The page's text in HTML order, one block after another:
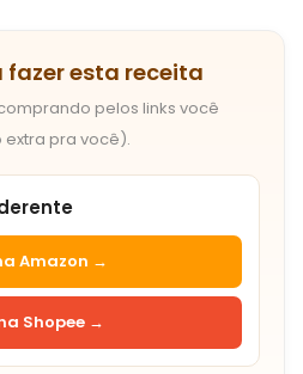
fazer esta receita
pelos links você
pra você).
Amazon →
Shopee →